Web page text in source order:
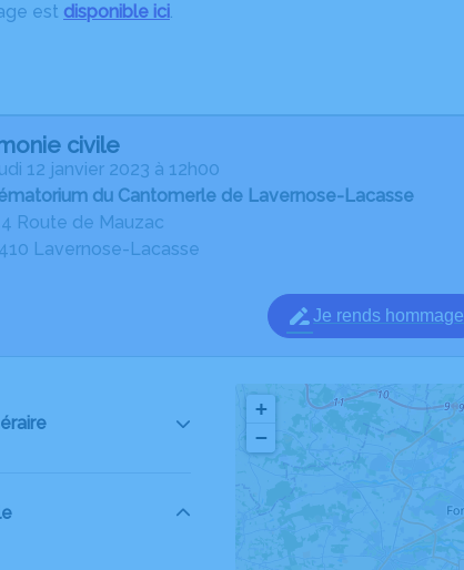
est disponible ici.
civile
12 janvier 2023 à 12h00
du Cantomerle de Lavernose-Lacasse
Route de Mauzac
Lavernose-Lacasse
Je rends hommage
+
−